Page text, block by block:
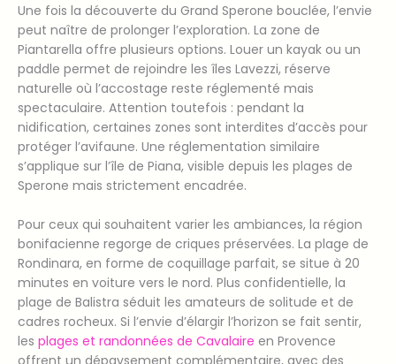
Une fois la découverte du Grand Sperone bouclée, l’envie
peut naître de prolonger l’exploration. La zone de
Piantarella offre plusieurs options. Louer un kayak ou un
paddle permet de rejoindre les îles Lavezzi, réserve
naturelle où l’accostage reste réglementé mais
spectaculaire. Attention toutefois : pendant la
nidification, certaines zones sont interdites d’accès pour
protéger l’avifaune. Une réglementation similaire
s’applique sur l’île de Piana, visible depuis les plages de
Sperone mais strictement encadrée.
Pour ceux qui souhaitent varier les ambiances, la région
bonifacienne regorge de criques préservées. La plage de
Rondinara, en forme de coquillage parfait, se situe à 20
minutes en voiture vers le nord. Plus confidentielle, la
plage de Balistra séduit les amateurs de solitude et de
cadres rocheux. Si l’envie d’élargir l’horizon se fait sentir,
les plages et randonnées de Cavalaire en Provence